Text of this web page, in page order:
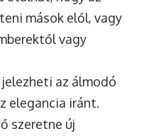
mások elől, vagy
vagy
az álmodó
elegancia iránt.
szeretne új